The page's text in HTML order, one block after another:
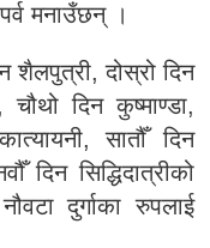
मनाउँछन् ।
शैलपुत्री, दोस्रो दिन
चौथो दिन कुष्माण्डा,
सातौँ दिन
दिन सिद्धिदात्रीको
दुर्गाका रुपलाई